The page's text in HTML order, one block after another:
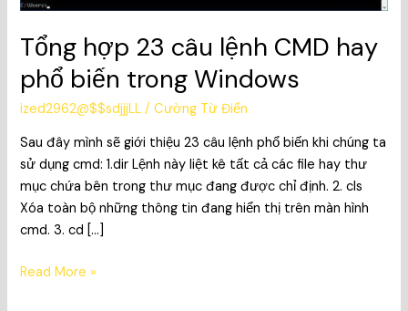
Tổng hợp 23 câu lệnh CMD hay
phổ biến trong Windows
ized2962@$$sdjjjLL /Cường Từ Điển
Sau đây mình sẽ giới thiệu 23 câu lệnh phổ biến khi chúng ta
sử dụng cmd: 1.dir Lệnh này liệt kê tất cả các file hay thư
mục chứa bên trong thư mục đang được chỉ định. 2. cls
Xóa toàn bộ những thông tin đang hiển thị trên màn hình
cmd. 3. cd […]
Read More »